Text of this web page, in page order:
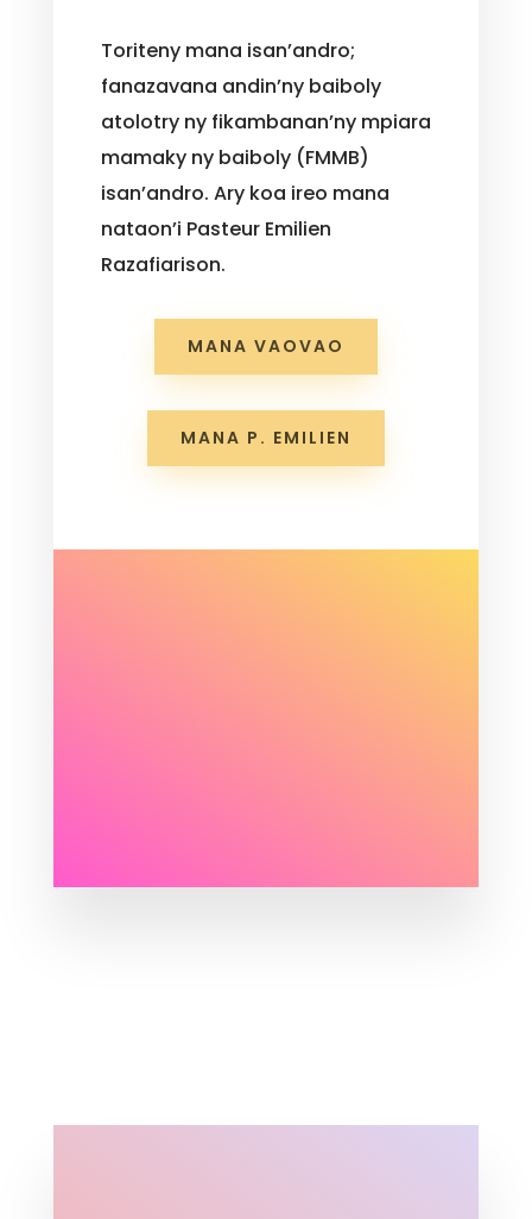
Toriteny mana isan’andro;
fanazavana andin’ny baiboly
atolotry ny fikambanan’ny mpiara
mamaky ny baiboly (FMMB)
isan’andro. Ary koa ireo mana
nataon’i Pasteur Emilien
Razafiarison.
MANA VAOVAO
MANA P. EMILIEN